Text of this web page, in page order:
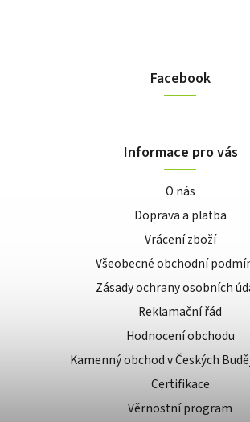
Facebook
Informace pro vás
O nás
Doprava a platba
Vrácení zboží
Všeobecné obchodní
Zásady ochrany osobních
Reklamační řád
Hodnocení obchodu
Kamenný obchod v Českých
Certifikace
Věrnostní program